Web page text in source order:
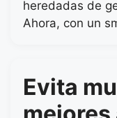
heredadas de
Ahora, con un
Evita